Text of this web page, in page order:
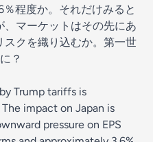
程度か。それだけみると
マーケットはその先にあ
スクを織り込むか。第一世
？
Trump tariffs is
impact on Japan is
pressure on EPS